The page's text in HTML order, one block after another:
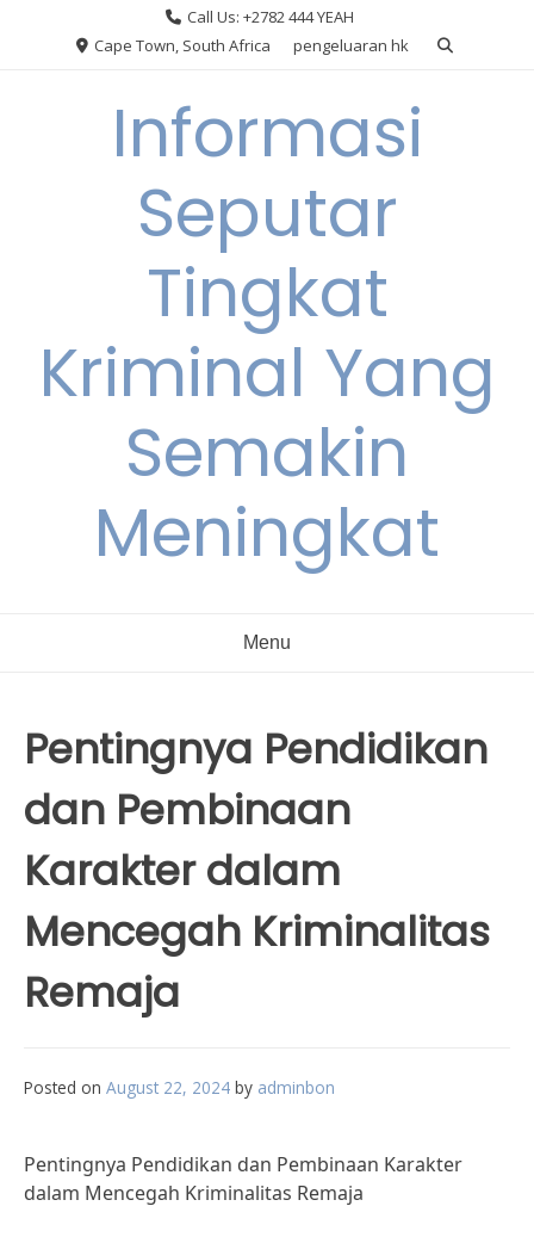
Call Us: +2782 444 YEAH
Cape Town, South Africa
pengeluaran hk
Informasi
Seputar
Tingkat
Kriminal Yang
Semakin
Meningkat
Menu
Pentingnya Pendidikan
dan Pembinaan
Karakter dalam
Mencegah Kriminalitas
Remaja
Posted on August 22, 2024 by adminbon
Pentingnya Pendidikan dan Pembinaan Karakter
dalam Mencegah Kriminalitas Remaja